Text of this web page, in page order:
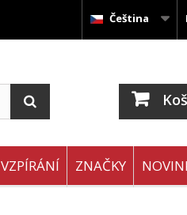
Čeština
VZPÍRÁNÍ ZNAČKY